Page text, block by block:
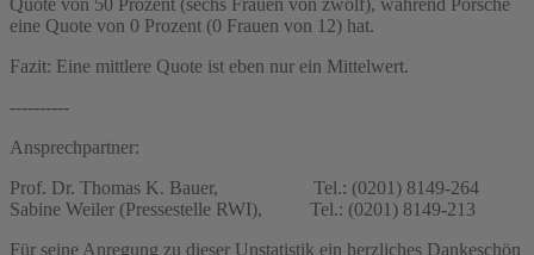
Quote von 50 Prozent (sechs Frauen von zwölf), während Porsche
eine Quote von 0 Prozent (0 Frauen von 12) hat.
Fazit: Eine mittlere Quote ist eben nur ein Mittelwert.
----------
Ansprechpartner:
Prof. Dr. Thomas K. Bauer, Tel.: (0201) 8149-264
Sabine Weiler (Pressestelle RWI), Tel.: (0201) 8149-213
Für seine Anregung zu dieser Unstatistik ein herzliches Dankeschön